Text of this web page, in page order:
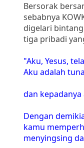
Bersorak
sebabnya
digelari
tiga pribadi
"Aku, Yesus,
Aku adalah
dan
Dengan
kamu
menyingsing